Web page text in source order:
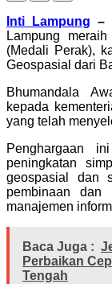
Inti Lampung –
Lampung
(Medali Perak),
Geospasial dari
Bhumandala
kepada
yang telah
Penghargaan
peningkatan
geospasial dan
pembinaan dan
manajemen
Baca Juga :
Perbaikan
Tengah